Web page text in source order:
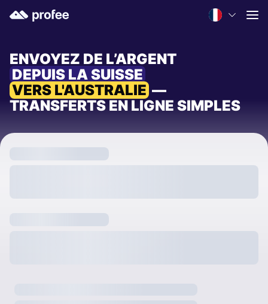
ENVOYEZ DE L’ARGENT
DEPUIS LA SUISSE
VERS L'AUSTRALIE —
TRANSFERTS EN LIGNE SIMPLES